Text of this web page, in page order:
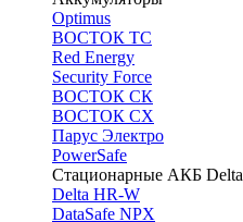
Optimus
ВОСТОК ТС
Red Energy
Security Force
ВОСТОК СК
ВОСТОК СХ
Парус Электро
PowerSafe
Стационарные АКБ Delta
Delta HR-W
DataSafe NPX